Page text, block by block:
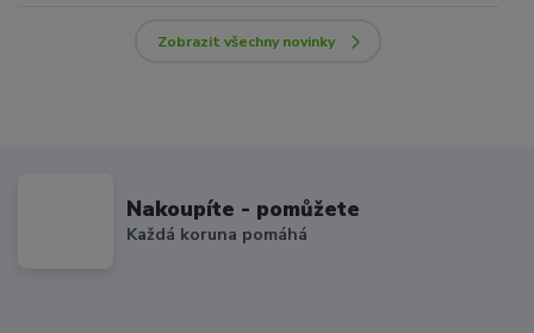
Zobrazit všechny novinky
Nakoupíte - pomůžete
Každá koruna pomáhá